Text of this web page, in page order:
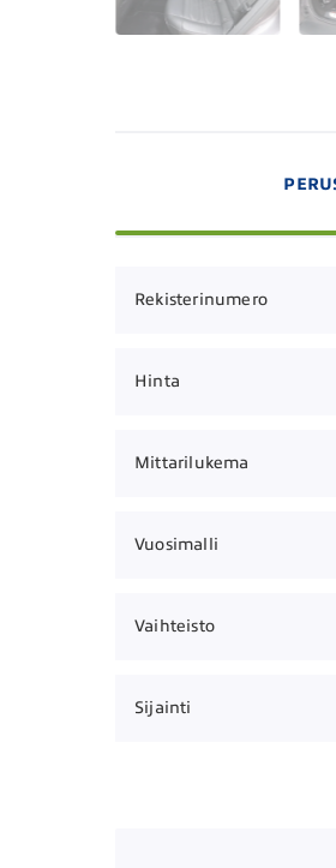
Rekisterinumero
Hinta
Mittarilukema
Vuosimalli
Vaihteisto
Sijainti